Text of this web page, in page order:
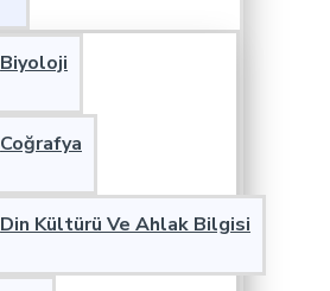
Biyoloji
Coğrafya
Din Kültürü Ve Ahlak Bilgisi